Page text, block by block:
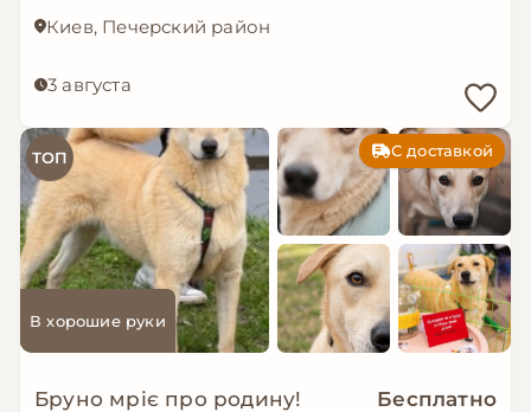
Киев, Печерский район
3 августа
ТОП С доставкой
В хорошие руки
Бруно мріє про родину! Бесплатно